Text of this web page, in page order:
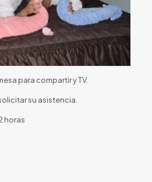
para compartir y TV.
su asistencia.
horas